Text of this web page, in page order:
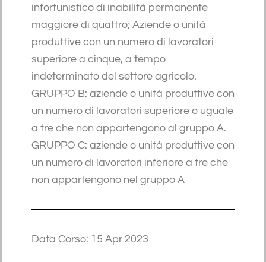
infortunistico di inabilità permanente
maggiore di quattro; Aziende o unità
produttive con un numero di lavoratori
superiore a cinque, a tempo
indeterminato del settore agricolo.
GRUPPO B: aziende o unità produttive con
un numero di lavoratori superiore o uguale
a tre che non appartengono al gruppo A.
GRUPPO C: aziende o unità produttive con
un numero di lavoratori inferiore a tre che
non appartengono nel gruppo A
Data Corso: 15 Apr 2023